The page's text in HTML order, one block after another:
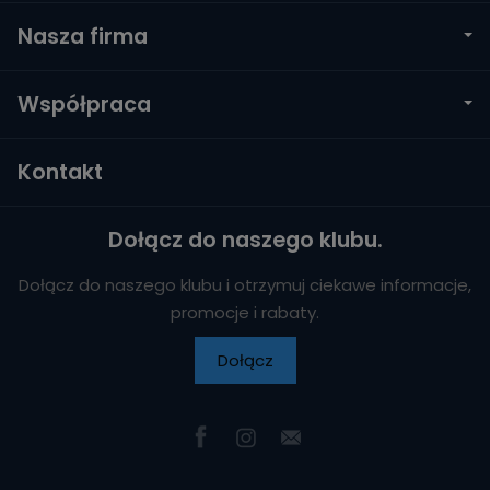
Nasza firma
Współpraca
Kontakt
Dołącz do naszego klubu.
Dołącz do naszego klubu i otrzymuj ciekawe informacje,
promocje i rabaty.
Dołącz